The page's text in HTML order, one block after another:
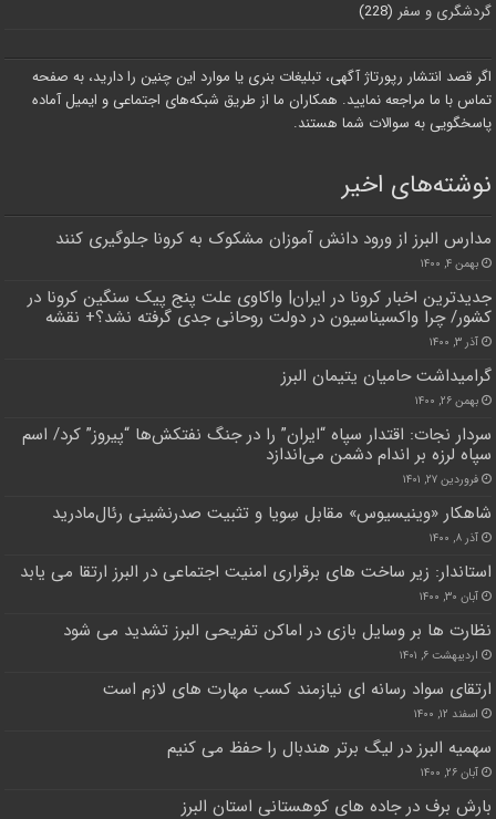
گردشگری و سفر (228)
اگر قصد انتشار رپورتاژ آگهی، تبلیغات بنری یا موارد این چنین را دارید، به صفحه
تماس با ما مراجعه نمایید. همکاران ما از طریق شبکه‌های اجتماعی و ایمیل آماده
پاسخگویی به سوالات شما هستند.
نوشته‌های اخیر
مدارس البرز از ورود دانش آموزان مشکوک به کرونا جلوگیری کنند
بهمن ۴, ۱۴۰۰
جدیدترین اخبار کرونا در ایران| واکاوی علت پنج پیک سنگین کرونا در
کشور/ چرا واکسیناسیون در دولت روحانی جدی گرفته نشد؟+ نقشه
آذر ۳, ۱۴۰۰
گرامیداشت حامیان یتیمان البرز
بهمن ۲۶, ۱۴۰۰
سردار نجات: اقتدار سپاه “ایران” را در جنگ نفتکش‌ها “پیروز” کرد/ ‌اسم
سپاه لرزه بر اندام دشمن می‌اندازد
فروردین ۲۷, ۱۴۰۱
شاهکار «وینیسیوس» مقابل سِویا و تثبیت صدرنشینی رئال‌مادرید
آذر ۸, ۱۴۰۰
استاندار: زیر ساخت های برقراری امنیت اجتماعی در البرز ارتقا می یابد
آبان ۳۰, ۱۴۰۰
نظارت ها بر وسایل بازی در اماکن تفریحی البرز تشدید می شود
اردیبهشت ۶, ۱۴۰۱
ارتقای سواد رسانه ای نیازمند کسب مهارت های لازم است
اسفند ۱۲, ۱۴۰۰
سهمیه البرز در لیگ برتر هندبال را حفظ می کنیم
آبان ۲۶, ۱۴۰۰
بارش برف در جاده های کوهستانی استان البرز